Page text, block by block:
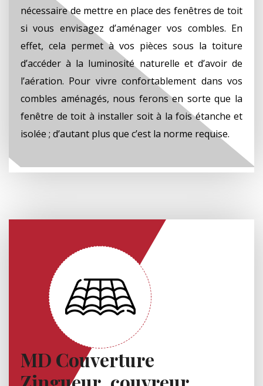
nécessaire de mettre en place des fenêtres de toit
si vous envisagez d’aménager vos combles. En
effet, cela permet à vos pièces sous la toiture
d’accéder à la luminosité naturelle et d’avoir de
l’aération. Pour vivre confortablement dans vos
combles aménagés, nous ferons en sorte que la
fenêtre de toit à installer soit à la fois étanche et
isolée ; d’autant plus que c’est la norme requise.
MD Couverture